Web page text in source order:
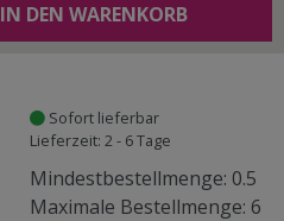
IN DEN WARENKORB
Sofort lieferbar
Lieferzeit: 2 - 6 Tage
Mindestbestellmenge: 0.5
Maximale Bestellmenge: 6